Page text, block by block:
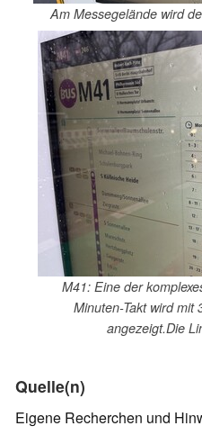
Am Messegelände wird
M41: Eine der
Minuten-Takt wird mit
angezeigt.Die
Quelle(n)
Eigene Recherchen und